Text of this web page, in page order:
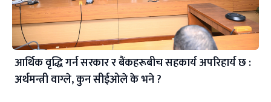
आर्थिक वृद्धि गर्न सरकार र बैंकहरूबीच सहकार्य अपरिहार्य छ :
अर्थमन्त्री वाग्ले, कुन सीईओले के भने ?